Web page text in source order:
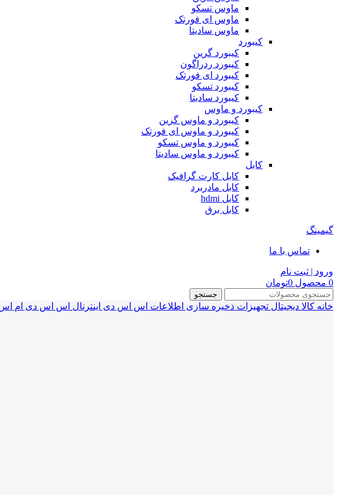
ماوس تسکو
ماوس ای فورتک
ماوس سادیتا
کیبورد
کیبورد گرین
کیبورد ردراگون
کیبورد ای فورتک
کیبورد تسکو
کیبورد سادیتا
کیبورد و ماوس
کیبورد و ماوس گرین
کیبورد و ماوس ای فورتک
کیبورد و ماوس تسکو
کیبورد و ماوس سادیتا
کابل
کابل کارت گرافیک
کابل مادربرد
کابل hdmi
کابل برق
گیمینگ
تماس با ما
ورود | ثبت نام
0 محصول 0تومان
جستجو
خانه کالا دیجیتال تجهیزات ذخیره سازی اطلاعات اس اس دی اینترنال اس اس دی ام